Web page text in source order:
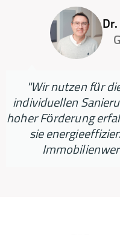
"Wir nutzen für
individuellen
hoher Förderung
sie